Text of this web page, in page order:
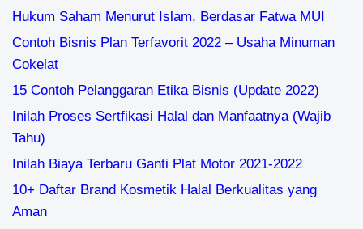
Hukum Saham Menurut Islam, Berdasar Fatwa MUI
Contoh Bisnis Plan Terfavorit 2022 – Usaha Minuman
Cokelat
15 Contoh Pelanggaran Etika Bisnis (Update 2022)
Inilah Proses Sertfikasi Halal dan Manfaatnya (Wajib
Tahu)
Inilah Biaya Terbaru Ganti Plat Motor 2021-2022
10+ Daftar Brand Kosmetik Halal Berkualitas yang
Aman